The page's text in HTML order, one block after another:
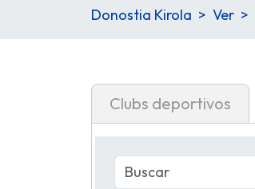
Donostia Kirola Ver
Clubs deportivos